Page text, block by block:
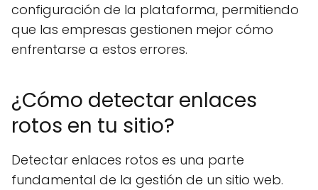
configuración de la plataforma, permitiendo
que las empresas gestionen mejor cómo
enfrentarse a estos errores.
¿Cómo detectar enlaces
rotos en tu sitio?
Detectar enlaces rotos es una parte
fundamental de la gestión de un sitio web.